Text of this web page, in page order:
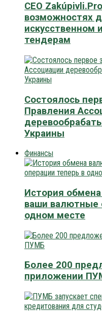
CEO
возможностях
искусственном
тендерам
Состоялось
Правления
Украины
Финансы
История
ваши валютные
одном месте
Более 200
приложении